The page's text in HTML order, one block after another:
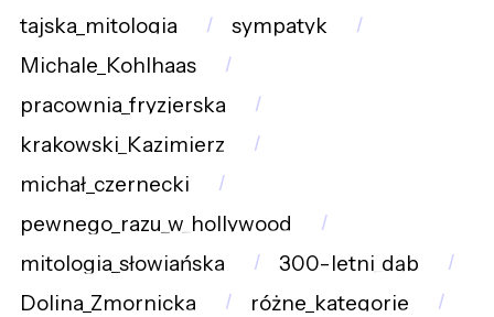
tajska_mitologia
sympatyk
Michale_Kohlhaas
pracownia_fryzjerska
krakowski_Kazimierz
michał_czernecki
pewnego_razu_w_hollywood
mitologia_słowiańska
300-letni_dąb
Dolina_Zmornicka
różne_kategorie